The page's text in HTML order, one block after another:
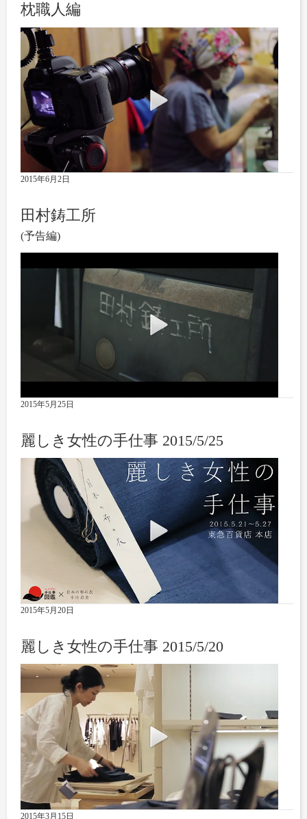
枕職人編
2015年6月2日
田村鋳工所
(予告編)
2015年5月25日
麗しき女性の手仕事 2015/5/25
2015年5月20日
麗しき女性の手仕事 2015/5/20
2015年3月15日